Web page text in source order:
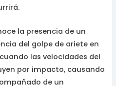
la presencia de un
del golpe de ariete en
las velocidades del
por impacto, causando
de un